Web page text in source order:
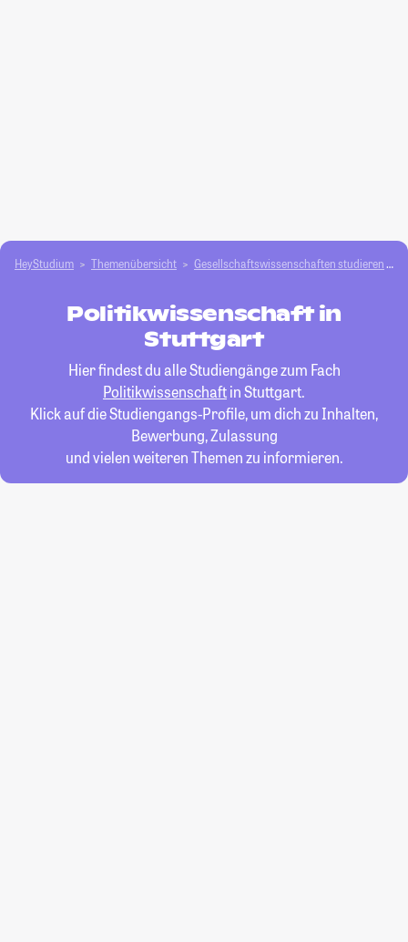
HeyStudium Themenübersicht Gesellschafts­­wissenschaften studieren
Politikwissenschaft in
Stuttgart
Hier findest du alle Studiengänge zum Fach
Politikwissenschaftin Stuttgart.
Klick auf die Studiengangs-Profile, um dich zu Inhalten,
Bewerbung, Zulassung
und vielen weiteren Themen zu informieren.